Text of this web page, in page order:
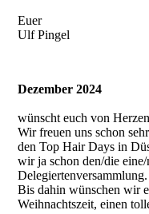
Euer
Ulf Pingel
Dezember 2024
wünscht euch von
Wir freuen uns schon
den Top Hair Days in
wir ja schon den/die
Delegiertenversammlung.
Bis dahin wünschen wir
Weihnachtszeit, einen